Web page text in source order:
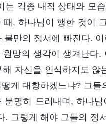
는 각종 내적 상태와 모
, 하나님이 행한 것이
만의 정서에 빠진다.
망의 생각이 생겨난다
자신을 인식하지도
게 대항하겠느냐? 그
명히 드러내며, 하나
. 그렇게 해야 그들의 정